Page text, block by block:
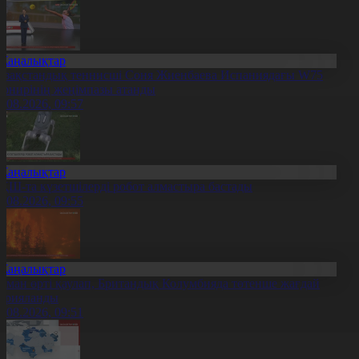
теннисші Соня Жиенбаева Испаниядағы W75
жеңімпазы атанды
09:57
та күзетшілерді робот алмастыра бастады
09:55
өрті қаулап, Британдық Колумбияда төтенше жағдай
09:51